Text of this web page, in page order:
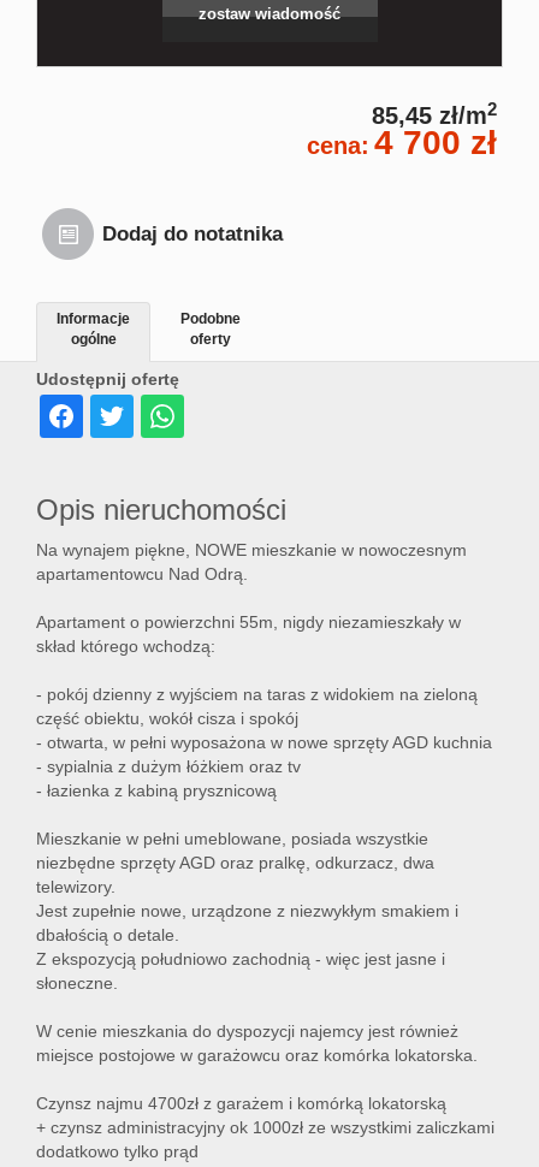
zostaw wiadomość
85,45 zł/m2
cena: 4 700 zł
Dodaj do notatnika
Udostępnij ofertę
Informacje
ogólne
Podobne
oferty
Opis nieruchomości
Na wynajem piękne, NOWE mieszkanie w nowoczesnym
apartamentowcu Nad Odrą.
Apartament o powierzchni 55m, nigdy niezamieszkały w
skład którego wchodzą:
- pokój dzienny z wyjściem na taras z widokiem na zieloną
część obiektu, wokół cisza i spokój
- otwarta, w pełni wyposażona w nowe sprzęty AGD kuchnia
- sypialnia z dużym łóżkiem oraz tv
- łazienka z kabiną prysznicową
Mieszkanie w pełni umeblowane, posiada wszystkie
niezbędne sprzęty AGD oraz pralkę, odkurzacz, dwa
telewizory.
Jest zupełnie nowe, urządzone z niezwykłym smakiem i
dbałością o detale.
Z ekspozycją południowo zachodnią - więc jest jasne i
słoneczne.
W cenie mieszkania do dyspozycji najemcy jest również
miejsce postojowe w garażowcu oraz komórka lokatorska.
Czynsz najmu 4700zł z garażem i komórką lokatorską
+ czynsz administracyjny ok 1000zł ze wszystkimi zaliczkami
dodatkowo tylko prąd